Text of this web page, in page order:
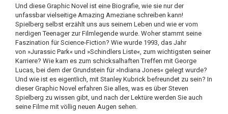
Und diese Graphic Novel ist eine Biografie, wie sie nur der
unfassbar vielseitige Amazing Ameziane schreiben kann!
Spielberg selbst erzählt uns aus seinem Leben und wie er vom
nerdigen Teenager zur Filmlegende wurde. Woher stammt seine
Faszination für Science-Fiction? Wie wurde 1993, das Jahr
von »Jurassic Park« und »Schindlers Liste«, zum wichtigsten seiner
Karriere? Wie kam es zum schicksalhaften Treffen mit George
Lucas, bei dem der Grundstein für »Indiana Jones« gelegt wurde?
Und wie ist es eigentlich, mit Stanley Kubrick befreundet zu sein? In
dieser Graphic Novel erfahren Sie alles, was es über Steven
Spielberg zu wissen gibt, und nach der Lektüre werden Sie auch
seine Filme mit völlig neuen Augen sehen.